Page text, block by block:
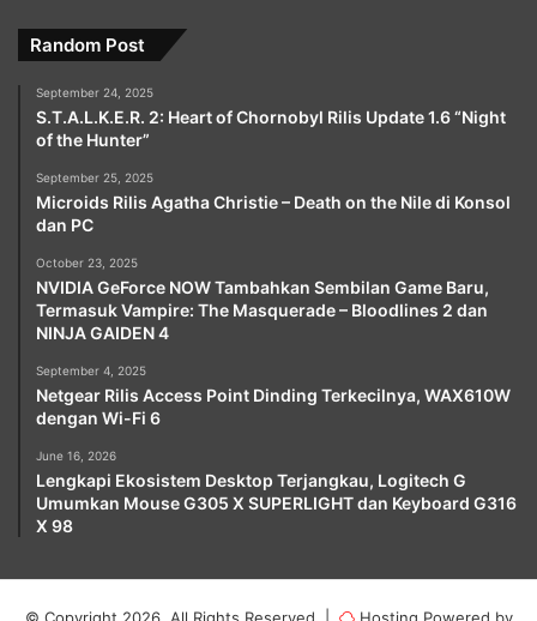
Random Post
September 24, 2025
S.T.A.L.K.E.R. 2: Heart of Chornobyl Rilis Update 1.6 “Night
of the Hunter”
September 25, 2025
Microids Rilis Agatha Christie – Death on the Nile di Konsol
dan PC
October 23, 2025
NVIDIA GeForce NOW Tambahkan Sembilan Game Baru,
Termasuk Vampire: The Masquerade – Bloodlines 2 dan
NINJA GAIDEN 4
September 4, 2025
Netgear Rilis Access Point Dinding Terkecilnya, WAX610W
dengan Wi-Fi 6
June 16, 2026
Lengkapi Ekosistem Desktop Terjangkau, Logitech G
Umumkan Mouse G305 X SUPERLIGHT dan Keyboard G316
X 98